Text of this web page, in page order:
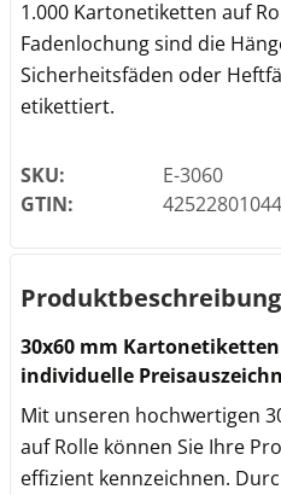
1.000 Kartonetiketten auf
Fadenlochung sind die
Sicherheitsfäden oder
etikettiert.
SKU:
E-3060
GTIN:
Produktbeschreibung
30x60 mm
individuelle
Mit unseren hochwertigen
auf Rolle können Sie Ihre
effizient kennzeichnen.